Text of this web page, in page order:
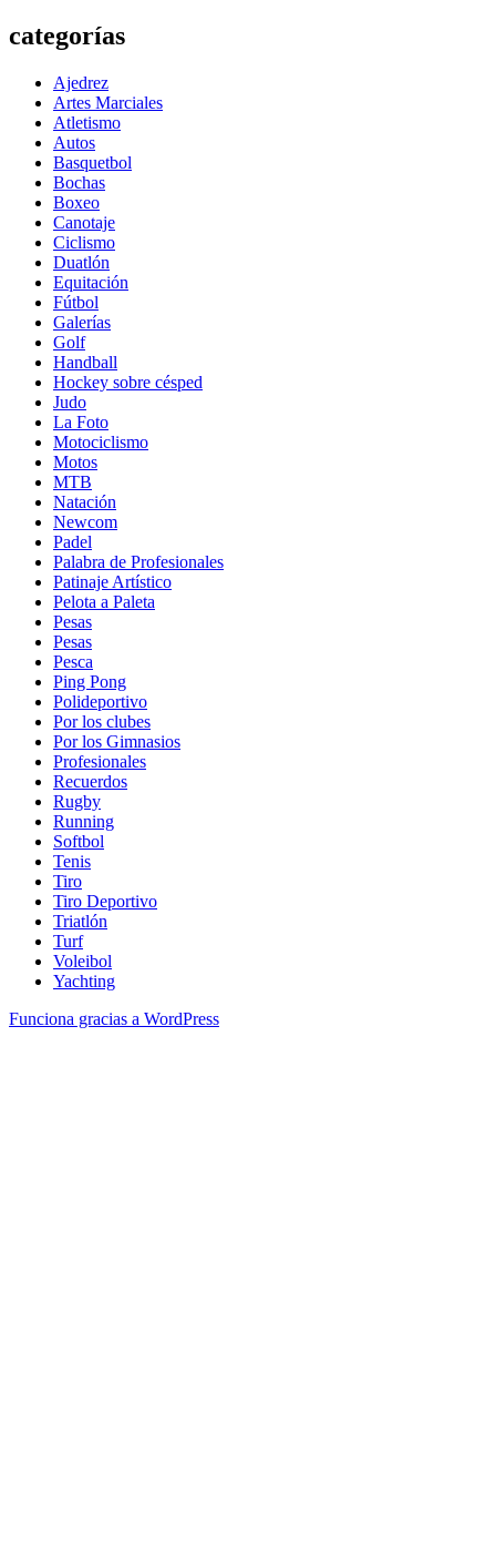
categorías
Ajedrez
Artes Marciales
Atletismo
Autos
Basquetbol
Bochas
Boxeo
Canotaje
Ciclismo
Duatlón
Equitación
Fútbol
Galerías
Golf
Handball
Hockey sobre césped
Judo
La Foto
Motociclismo
Motos
MTB
Natación
Newcom
Padel
Palabra de Profesionales
Patinaje Artístico
Pelota a Paleta
Pesas
Pesas
Pesca
Ping Pong
Polideportivo
Por los clubes
Por los Gimnasios
Profesionales
Recuerdos
Rugby
Running
Softbol
Tenis
Tiro
Tiro Deportivo
Triatlón
Turf
Voleibol
Yachting
Funciona gracias a WordPress